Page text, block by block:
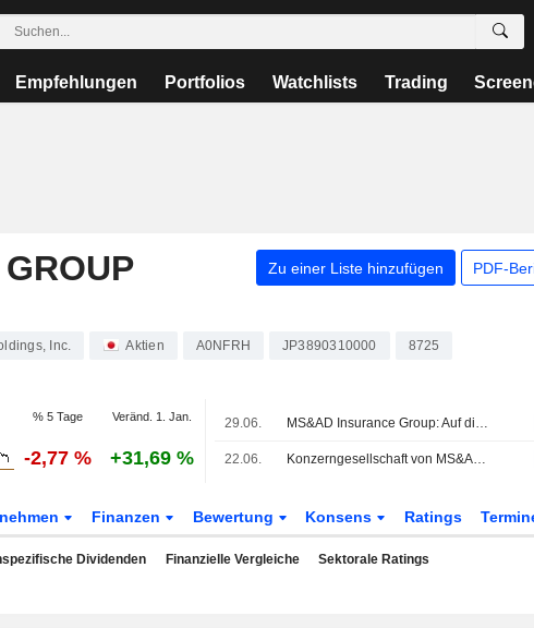
Empfehlungen Portfolios Watchlists Trading
Zu einer Liste hinzufügen PDF-
Inc. Aktien A0NFRH JP3890310000 8725
% 5 Tage Veränd. 1. Jan.
-2,77 % +31,69 %
29.06. MS&AD Insurance Group: Auf die Anteilseigner entfallender Gewinn steigt im Geschäftsjahr um 70%
22.06. Konzerngesellschaft von MS&AD Insurance Group will 200 Mrd. Yen über inländische unbesicherte Straight Bonds aufnehmen
Finanzen Bewertung Konsens Ratings
Dividenden Finanzielle Vergleiche Sektorale Ratings